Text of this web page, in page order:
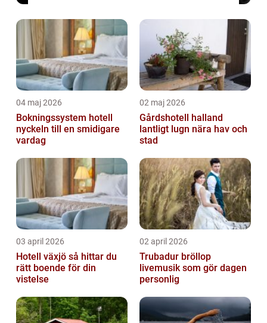
04 maj 2026
Bokningssystem hotell
nyckeln till en smidigare
vardag
02 maj 2026
Gårdshotell halland
lantligt lugn nära hav och
stad
03 april 2026
Hotell växjö så hittar du
rätt boende för din
vistelse
02 april 2026
Trubadur bröllop
livemusik som gör dagen
personlig